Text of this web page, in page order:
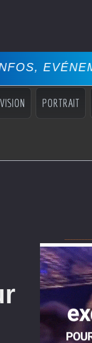
PORTRAIT